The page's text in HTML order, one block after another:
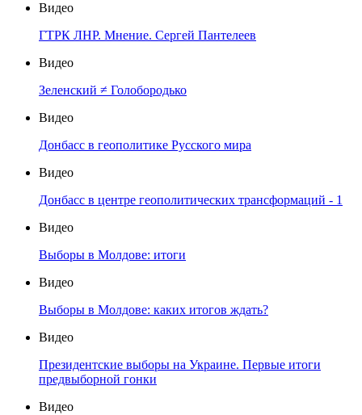
Видео
ГТРК ЛНР. Мнение. Сергей Пантелеев
Видео
Зеленский ≠ Голобородько
Видео
Донбасс в геополитике Русского мира
Видео
Донбасс в центре геополитических трансформаций - 1
Видео
Выборы в Молдове: итоги
Видео
Выборы в Молдове: каких итогов ждать?
Видео
Президентские выборы на Украине. Первые итоги
предвыборной гонки
Видео